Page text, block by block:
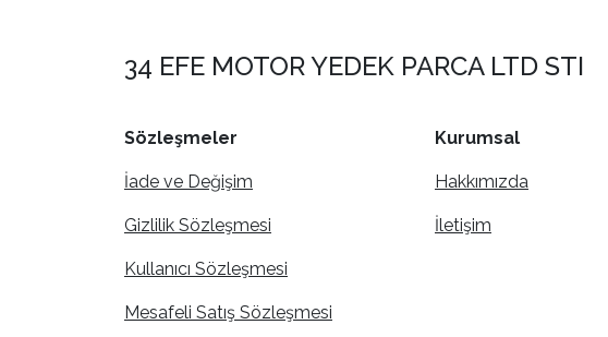
34 EFE MOTOR YEDEK PARCA LTD STI
Sözleşmeler
İade ve Değişim
Gizlilik Sözleşmesi
Kullanıcı Sözleşmesi
Mesafeli Satış Sözleşmesi
Kurumsal
Hakkımızda
İletişim